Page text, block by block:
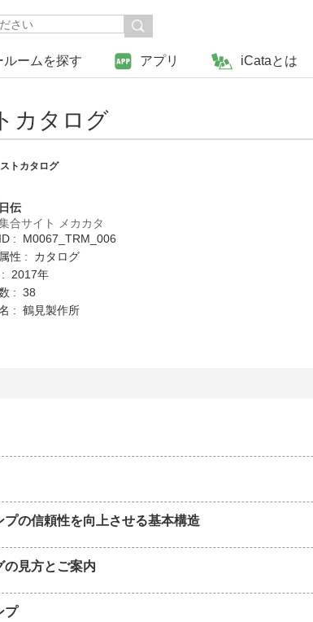
ルームを探す アプリ iCataとは
カタログ
トカタログ
伝
合サイト メカカタ
: M0067_TRM_006
性 : カタログ
: 2017年
: 38
: 鶴見製作所
プの信頼性を向上させる基本構造
の見方とご案内
プ